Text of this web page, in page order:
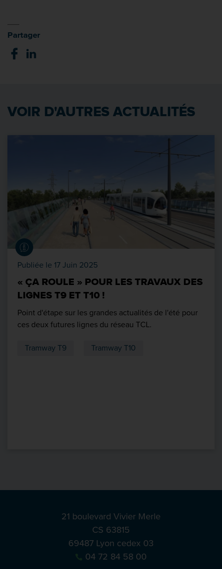
Partager
VOIR D'AUTRES ACTUALITÉS
Publiée le 17 Juin 2025
« ÇA ROULE » POUR LES TRAVAUX DES
LIGNES T9 ET T10 !
Point d'étape sur les grandes actualités de l'été pour
ces deux futures lignes du réseau TCL.
Tramway T9 Tramway T10
21 boulevard Vivier Merle
CS 63815
69487 Lyon cedex 03
04 72 84 58 00